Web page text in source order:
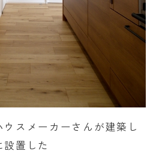
スメーカーさんが建築し
置した